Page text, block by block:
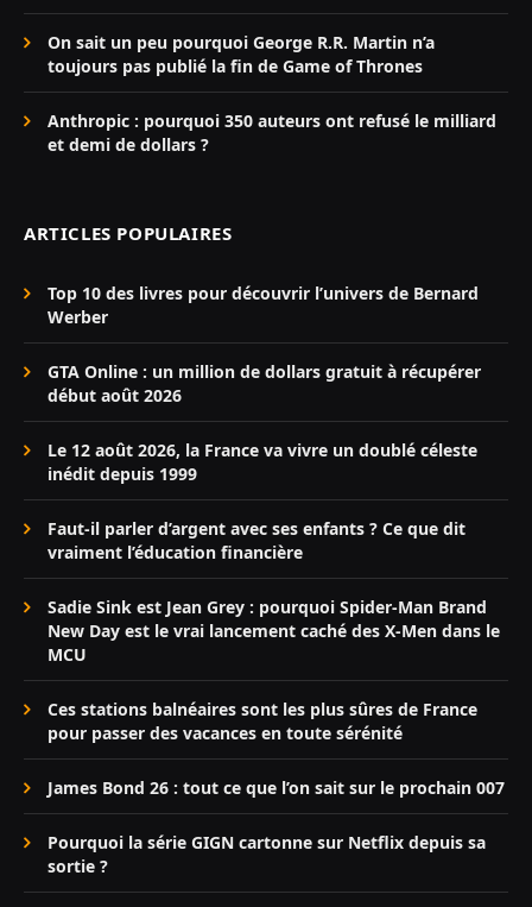
On sait un peu pourquoi George R.R. Martin n’a
toujours pas publié la fin de Game of Thrones
Anthropic : pourquoi 350 auteurs ont refusé le milliard
et demi de dollars ?
ARTICLES POPULAIRES
Top 10 des livres pour découvrir l’univers de Bernard
Werber
GTA Online : un million de dollars gratuit à récupérer
début août 2026
Le 12 août 2026, la France va vivre un doublé céleste
inédit depuis 1999
Faut-il parler d’argent avec ses enfants ? Ce que dit
vraiment l’éducation financière
Sadie Sink est Jean Grey : pourquoi Spider-Man Brand
New Day est le vrai lancement caché des X-Men dans le
MCU
Ces stations balnéaires sont les plus sûres de France
pour passer des vacances en toute sérénité
James Bond 26 : tout ce que l’on sait sur le prochain 007
Pourquoi la série GIGN cartonne sur Netflix depuis sa
sortie ?